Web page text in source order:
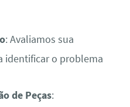
: Avaliamos sua
identificar o problema
de Peças: